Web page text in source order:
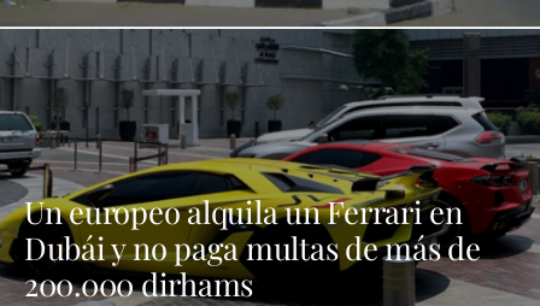
Un europeo alquila un Ferrari en
Dubái y no paga multas de más de
200.000 dirhams